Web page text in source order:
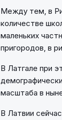
Между тем, в
количестве
маленьких
пригородов, в
В Латгале при
масштаба в
В Латвии